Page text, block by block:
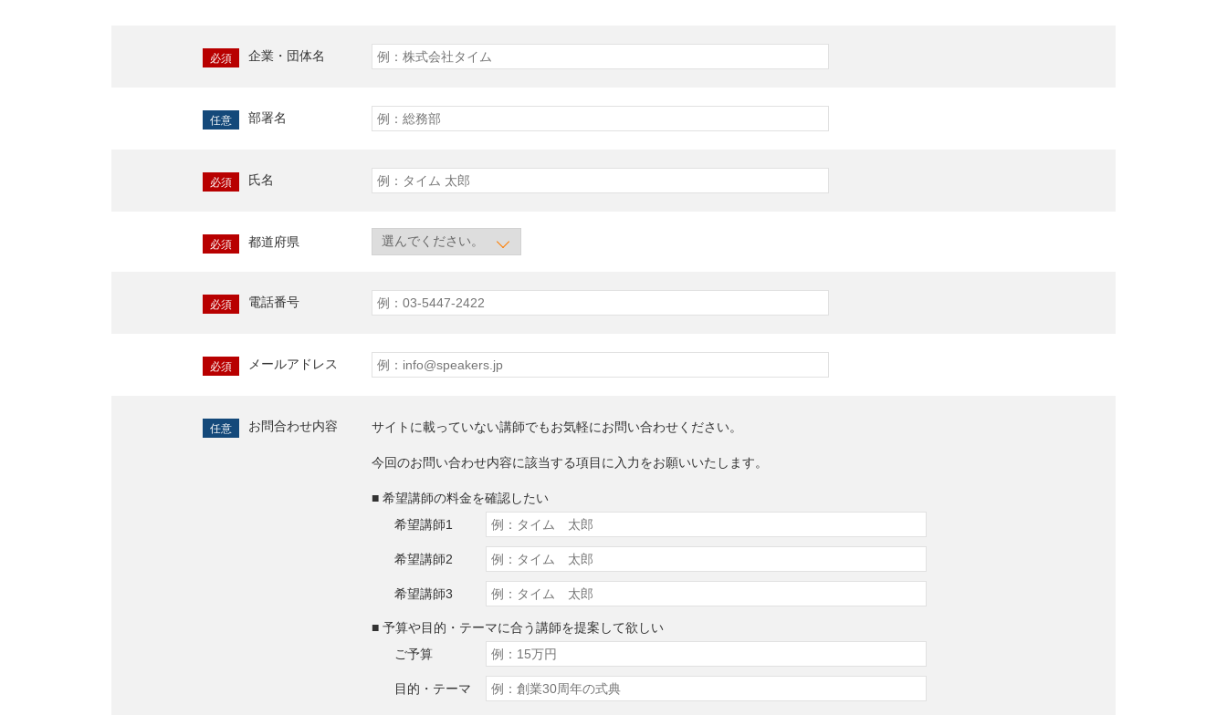
必須 企業・団体名
任意 部署名
必須 氏名
必須 都道府県
必須 電話番号
必須 メールアドレス
任意 お問合わせ内容 サイトに載っていない講師でもお気軽にお問い合わせください。
今回のお問い合わせ内容に該当する項目に入力をお願いいたします。
■ 希望講師の料金を確認したい
希望講師1
希望講師2
希望講師3
■ 予算や目的・テーマに合う講師を提案して欲しい
ご予算
目的・テーマ